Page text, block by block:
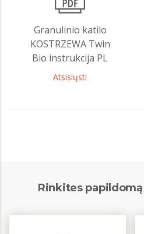
Granulinio katilo
KOSTRZEWA Twin
Bio instrukcija PL
Atsisiųsti
Rinkites